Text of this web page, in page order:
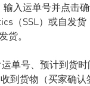
输入运单号并点击
（SSL）或自发
货。
单号、预计到货
到货物（买家确